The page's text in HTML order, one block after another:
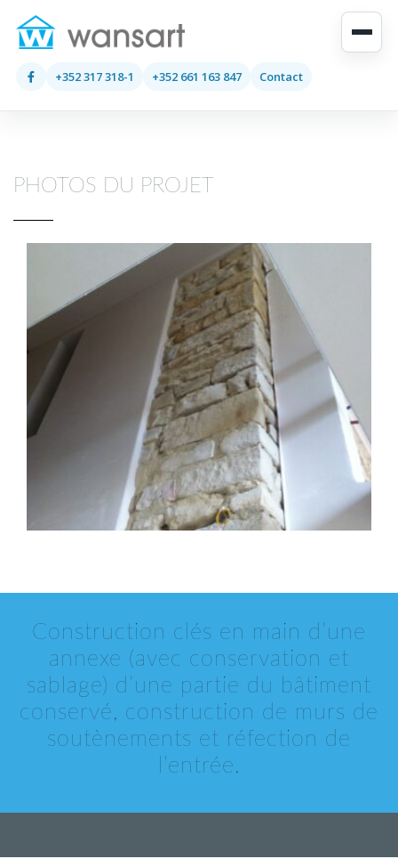
+352 317 318-1 +352 661 163 847 Contact
PHOTOS DU PROJET
Construction clés en main d’une
annexe (avec conservation et
sablage) d’une partie du bâtiment
conservé, construction de murs de
soutènements et réfection de
l’entrée.